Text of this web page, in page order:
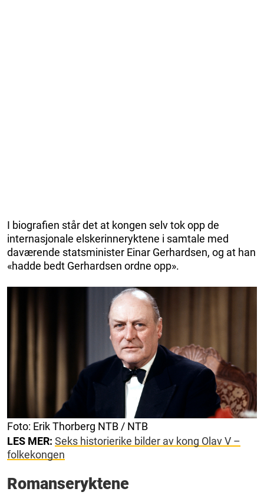
I biografien står det at kongen selv tok opp de
internasjonale elskerinneryktene i samtale med
daværende statsminister Einar Gerhardsen, og at han
«hadde bedt Gerhardsen ordne opp».
Foto: Erik Thorberg NTB / NTB
LES MER: Seks historierike bilder av kong Olav V –
folkekongen
Romanseryktene